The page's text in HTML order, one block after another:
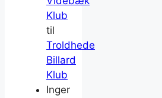
Klub
til
Troldhede
Billard
Klub
Inger